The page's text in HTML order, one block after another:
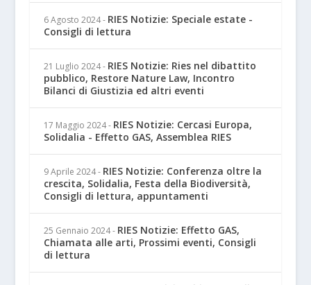
6 Agosto 2024 - RIES Notizie: Speciale estate -
Consigli di lettura
21 Luglio 2024 - RIES Notizie: Ries nel dibattito
pubblico, Restore Nature Law, Incontro
Bilanci di Giustizia ed altri eventi
17 Maggio 2024 - RIES Notizie: Cercasi Europa,
Solidalia - Effetto GAS, Assemblea RIES
9 Aprile 2024 - RIES Notizie: Conferenza oltre la
crescita, Solidalia, Festa della Biodiversità,
Consigli di lettura, appuntamenti
25 Gennaio 2024 - RIES Notizie: Effetto GAS,
Chiamata alle arti, Prossimi eventi, Consigli
di lettura